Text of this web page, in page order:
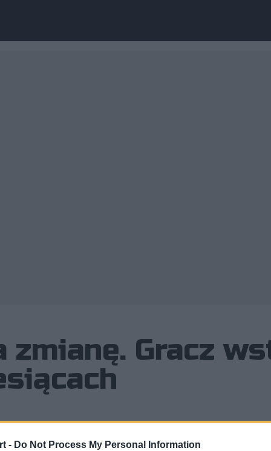
- Do Not Process My Personal Information
Gracz